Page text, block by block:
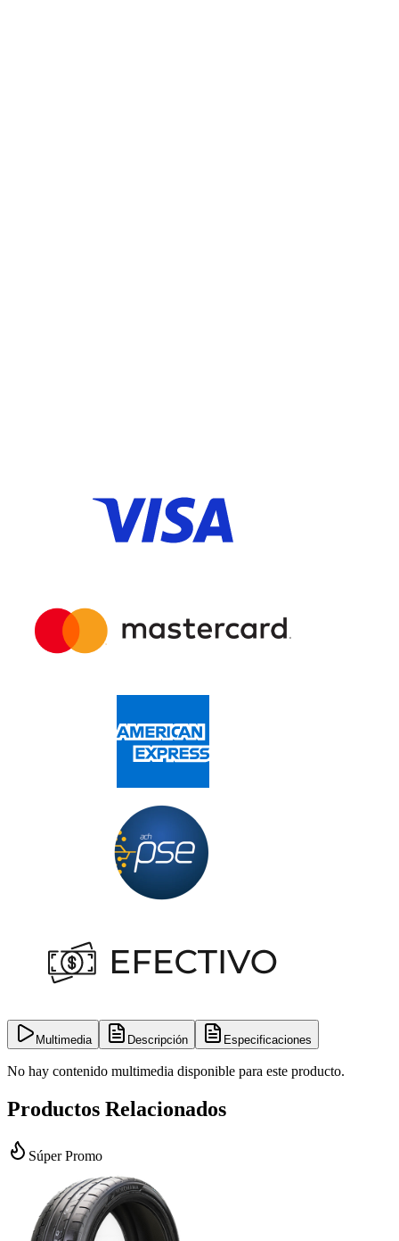
Multimedia Descripción Especificaciones
No hay contenido multimedia disponible para este producto.
Productos Relacionados
Súper Promo